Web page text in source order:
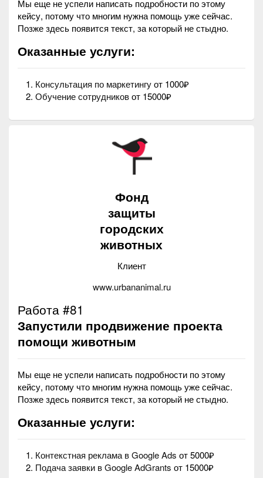
Мы еще не успели написать подробности по этому
кейсу, потому что многим нужна помощь уже сейчас.
Позже здесь появится текст, за который не стыдно.
Оказанные услуги:
Консультация по маркетингуот 1000₽
Обучение сотрудниковот 15000₽
Фонд
защиты
городских
животных
Клиент
www.urbananimal.ru
Работа #81
Запустили продвижение проекта
помощи животным
Мы еще не успели написать подробности по этому
кейсу, потому что многим нужна помощь уже сейчас.
Позже здесь появится текст, за который не стыдно.
Оказанные услуги:
Контекстная реклама в Google Ads от 5000₽
Подача заявки в Google AdGrants от 15000₽